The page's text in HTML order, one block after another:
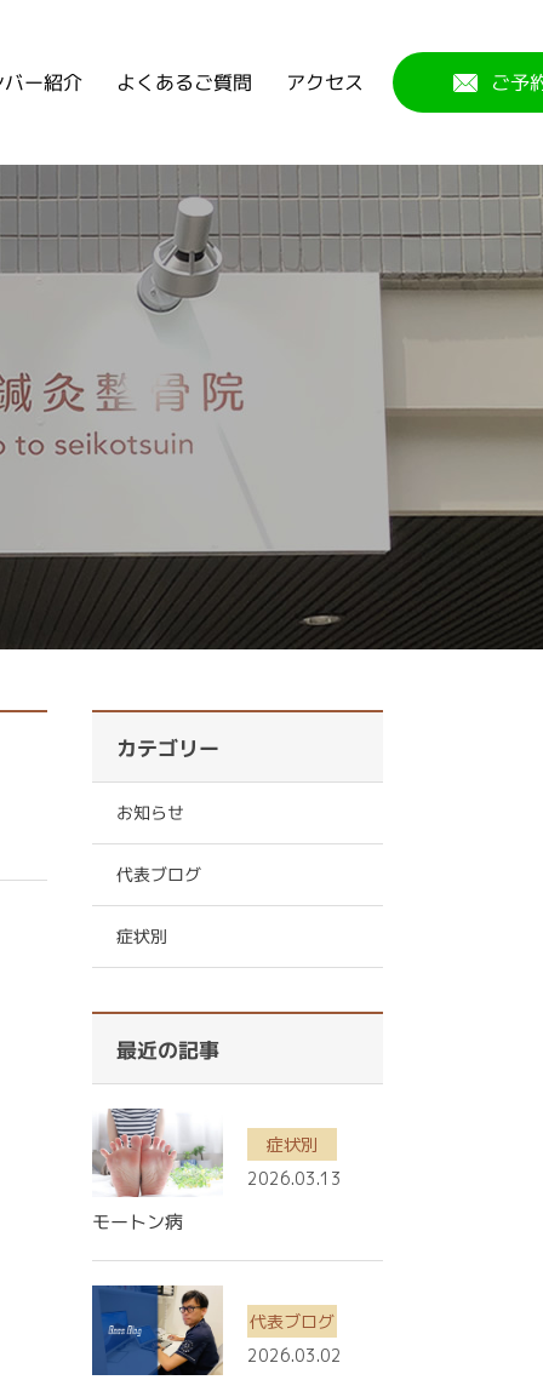
ー紹介 よくあるご質問 アクセス ご予
カテゴリー
お知らせ
代表ブログ
症状別
最近の記事
症状別
2026.03.13
モートン病
代表ブログ
2026.03.02